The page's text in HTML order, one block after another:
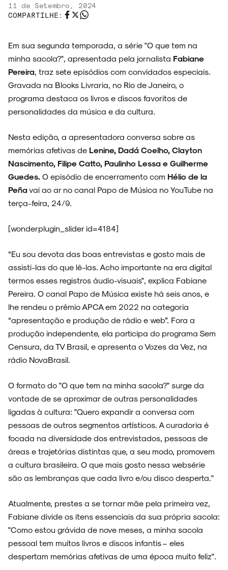
ARQUIVO
ESPECIAIS
FAIXA A FAIXA
NOVIDADES
NOIZE RECORD CLUB
11 de Setembro, 2024
COMPARTILHE:
Em sua segunda temporada, a série "O que tem na
minha sacola?", apresentada pela jornalista Fabiane
Pereira , traz sete episódios com convidados especiais.
Gravada na Blooks Livraria, no Rio de Janeiro, o
programa destaca os livros e discos favoritos de
personalidades da música e da cultura.
Nesta edição, a apresentadora conversa sobre as
memórias afetivas de Lenine, Dadá Coelho, Clayton
Nascimento, Filipe Catto, Paulinho Lessa e Guilherme
Guedes. O episódio de encerramento com Hélio de la
Peña vai ao ar no canal Papo de Música no YouTube na
terça-feira, 24/9.
[wonderplugin_slider id=4184]
“Eu sou devota das boas entrevistas e gosto mais de
assisti-las do que lê-las. Acho importante na era digital
termos esses registros áudio-visuais", explica Fabiane
Pereira. O canal Papo de Música existe há seis anos, e
lhe rendeu o prêmio APCA em 2022 na categoria
“apresentação e produção de rádio e web”. Fora a
produção independente, ela participa do programa Sem
Censura, da TV Brasil, e apresenta o Vozes da Vez, na
rádio NovaBrasil.
O formato do "O que tem na minha sacola?" surge da
vontade de se aproximar de outras personalidades
ligadas à cultura: "Quero expandir a conversa com
pessoas de outros segmentos artísticos. A curadoria é
focada na diversidade dos entrevistados, pessoas de
áreas e trajetórias distintas que, a seu modo, promovem
a cultura brasileira. O que mais gosto nessa websérie
são as lembranças que cada livro e/ou disco desperta."
Atualmente, prestes a se tornar mãe pela primeira vez,
Fabiane divide os itens essenciais da sua própria sacola:
"Como estou grávida de nove meses, a minha sacola
pessoal tem muitos livros e discos infantis – eles
despertam memórias afetivas de uma época muito feliz".